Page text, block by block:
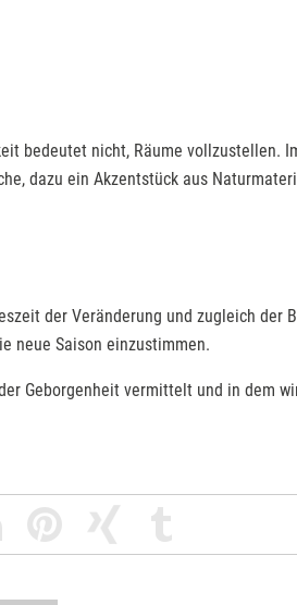
bedeutet nicht, Räume vollzustellen.
dazu ein Akzentstück aus
der Veränderung und zugleich
neue Saison einzustimmen.
Geborgenheit vermittelt und in dem